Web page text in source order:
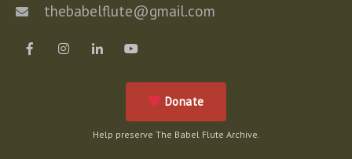
thebabelflute@gmail.com
Donate
Help preserve The Babel Flute Archive.